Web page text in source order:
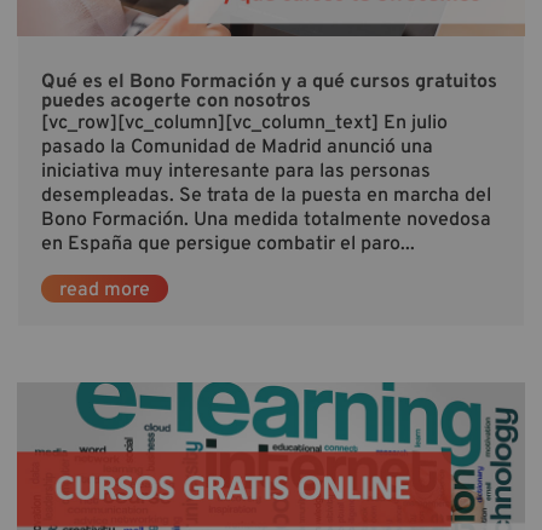
Qué es el Bono Formación y a qué cursos gratuitos
puedes acogerte con nosotros
[vc_row][vc_column][vc_column_text] En julio
pasado la Comunidad de Madrid anunció una
iniciativa muy interesante para las personas
desempleadas. Se trata de la puesta en marcha del
Bono Formación. Una medida totalmente novedosa
en España que persigue combatir el paro...
read more